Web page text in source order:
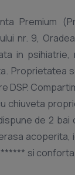
Premium
nr. 9,
in
Proprietatea
de 2
acoperita,
si